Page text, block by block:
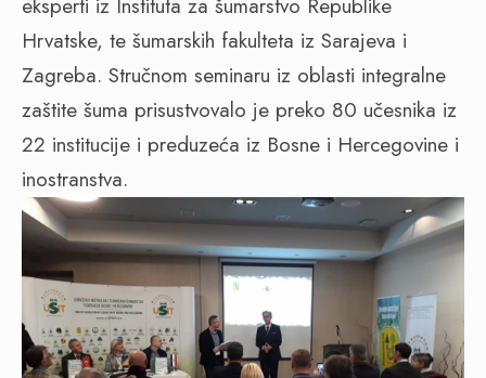
eksperti iz Instituta za šumarstvo Republike
Hrvatske, te šumarskih fakulteta iz Sarajeva i
Zagreba. Stručnom seminaru iz oblasti integralne
zaštite šuma prisustvovalo je preko 80 učesnika iz
22 institucije i preduzeća iz Bosne i Hercegovine i
inostranstva.